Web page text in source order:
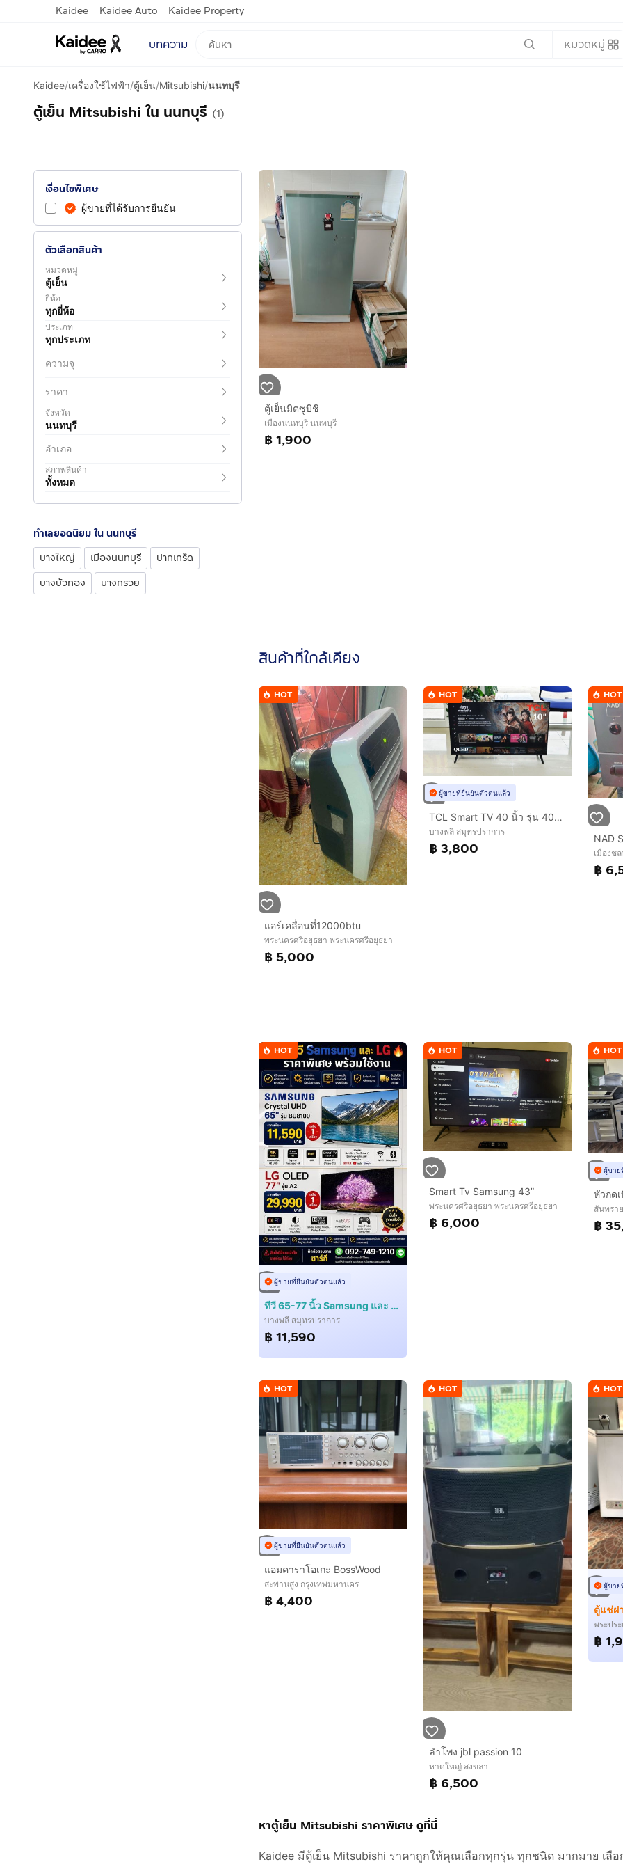
Kaidee Kaidee Auto Kaidee Property
บทความ หมวดหมู่
Kaidee/เครื่องใช้ไฟฟ้า/ตู้เย็น/Mitsubishi/นนทบุรี
ตู้เย็น Mitsubishi ใน นนทบุรี (1)
เงื่อนไขพิเศษ
ผู้ขายที่ได้รับการยืนยัน
ตัวเลือกสินค้า
หมวดหมู่
ตู้เย็น
ยี่ห้อ
ทุกยี่ห้อ
ประเภท
ทุกประเภท
ความจุ
ราคา
จังหวัด
นนทบุรี
อำเภอ
สภาพสินค้า
ทั้งหมด
ทำเลยอดนิยม ใน นนทบุรี
บางใหญ่
เมืองนนทบุรี
ปากเกร็ด
บางบัวทอง
บางกรวย
ตู้เย็นมิตซูบิชิ
เมืองนนทบุรี นนทบุรี
฿ 1,900
สินค้าที่ใกล้เคียง
HOT
แอร์เคลื่อนที่12000btu
พระนครศรีอยุธยา พระนครศรีอยุธยา
฿ 5,000
HOT
ผู้ขายที่ยืนยันตัวตนแล้ว
TCL Smart TV 40 นิ้ว รุ่น 40S5K
บางพลี สมุทรปราการ
฿ 3,800
HOT
เมืองช
฿
HOT
ผู้ขายที่ยืนยันตัวตนแล้ว
ทีวี 65-77 นิ้ว Samsung และ LG ราคาพิเศษ ของใหม่ สภาพสวย พร้อมใช้งาน
บางพลี สมุทรปราการ
฿ 11,590
HOT
Smart Tv Samsung 43”
พระนครศรีอยุธยา พระนครศรีอยุธยา
฿ 6,000
HOT
ผู้ขาย
หัวกด
สันทรา
฿
HOT
ผู้ขายที่ยืนยันตัวตนแล้ว
แอมคาราโอเกะ BossWood
สะพานสูง กรุงเทพมหานคร
฿ 4,400
HOT
ลำโพง jbl passion 10
หาดใหญ่ สงขลา
฿ 6,500
HOT
ผู้ขาย
พระปร
฿
หาตู้เย็น Mitsubishi ราคาพิเศษ ดูที่นี่
Kaidee มีตู้เย็น Mitsubishi ราคาถูกให้คุณเลือกทุกรุ่น ทุกชนิด มากมาย เลือ